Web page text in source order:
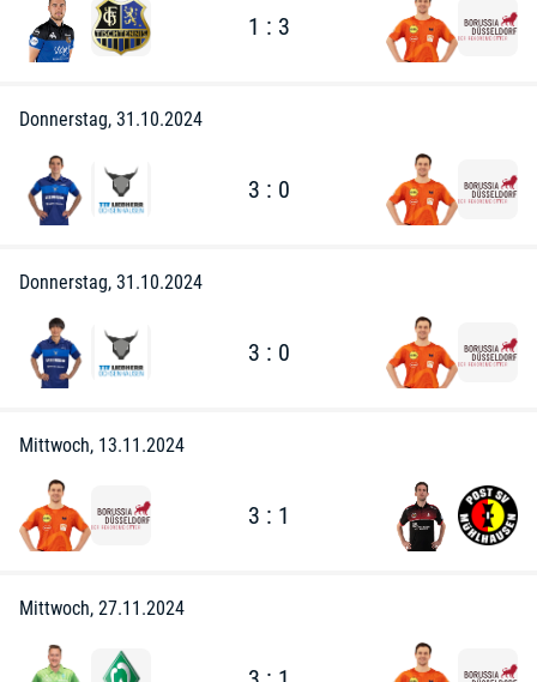
1 : 3
Donnerstag, 31.10.2024
3 : 0
Donnerstag, 31.10.2024
3 : 0
Mittwoch, 13.11.2024
3 : 1
Mittwoch, 27.11.2024